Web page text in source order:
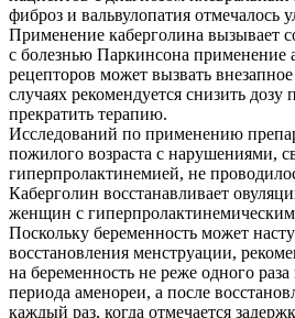
фиброз и вальвулопатия отмечалось
Применение каберголина вызывает
с болезнью Паркинсона применение
рецепторов может вызвать
случаях рекомендуется снизить дозу
прекратить терапию.
Исследований по применению
пожилого возраста с нарушениями,
гиперпролактинемией, не
Каберголин восстанавливает
женщин с
Поскольку беременность может
восстановления менструации,
на беременность не реже одного
периода аменореи, а после
каждый раз, когда отмечается